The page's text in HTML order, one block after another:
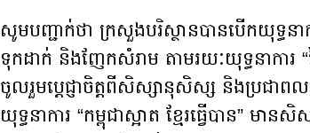
សូមបញ្ជាក់ថា ក្រសួងបរិស្ថានបានបើកយុទ្ធនាក
ទុកដាក់ និងញែកសំរាម តាមរយៈយុទ្ធនាការ “ថ្
ចូលរួមប្តេជ្ញាចិត្តពីសិស្សានុសិស្ស និងប្រជាព
យុទ្ធនាការ “កម្ពុជាស្អាត ខ្មែរធ្វើបាន” ម